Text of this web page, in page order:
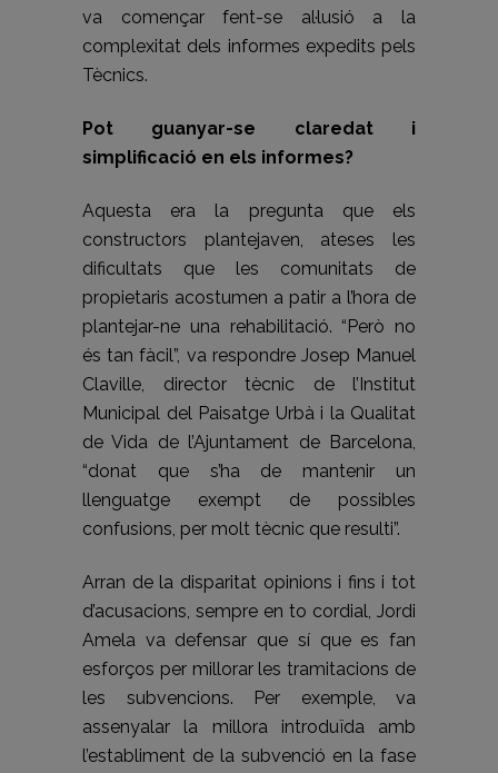
va començar fent-se al·lusió a la
complexitat dels informes expedits pels
Tècnics.
Pot guanyar-se claredat i
simplificació en els informes?
Aquesta era la pregunta que els
constructors plantejaven, ateses les
dificultats que les comunitats de
propietaris acostumen a patir a l’hora de
plantejar-ne una rehabilitació. “Però no
és tan fàcil”, va respondre Josep Manuel
Claville, director tècnic de l’Institut
Municipal del Paisatge Urbà i la Qualitat
de Vida de l’Ajuntament de Barcelona,
“donat que s’ha de mantenir un
llenguatge exempt de possibles
confusions, per molt tècnic que resulti”.
Arran de la disparitat opinions i fins i tot
d’acusacions, sempre en to cordial, Jordi
Amela va defensar que sí que es fan
esforços per millorar les tramitacions de
les subvencions. Per exemple, va
assenyalar la millora introduïda amb
l’establiment de la subvenció en la fase